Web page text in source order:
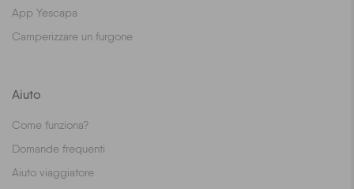
App Yescapa
Camperizzare un furgone
Aiuto
Come funziona?
Domande frequenti
Aiuto viaggiatore